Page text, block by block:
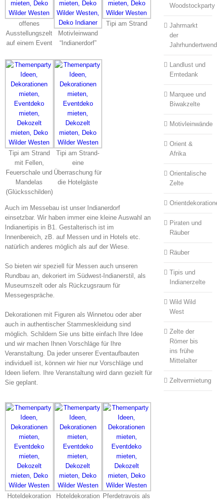
offenes
Ausstellungszelt
auf einem Event
Motivleinwand
“Indianerdorf”
Tipi am Strand
Tipi am Strand
mit Fellen,
Feuerschale und
Mandelas
(Glücksschilden)
Tipi am Strand-
eine
Überraschung für
die Hotelgäste
Auch im Messebau ist unser Indianerdorf
einsetzbar. Wir haben immer eine kleine Auswahl an
Indianertipis in B1. Gestalterisch ist im
Innenbereich, zB. auf Messen und in Hotels etc.
natürlich anderes möglich als auf der Wiese.
So bieten wir speziell für Messen auch unseren
Rundbau an, dekoriert im Südwest-Indianerstil, als
Museumszelt oder als Rückzugsraum für
Messegespräche.
Dekorationen mit Figuren als Winnetou oder aber
auch in authentischer Stammeskleidung sind
möglich. Schildern Sie uns bitte einfach Ihre Idee
und wir machen Ihnen Vorschläge für Ihre
Veranstaltung. Da jeder unserer Eventaufbauten
individuell ist, können wir hier nur Vorschläge und
Ideen liefern. Ihre Veranstaltung wird dann gezielt für
Sie geplant.
Hoteldekoration Hoteldekoration Pferdetravois als
Woodstockparty
Jahrmarkt
der
Landlust und
Erntedank
Marquee und
Biwakzelte
Motivleinwände
Orient &
Afrika
Orientalische
Zelte
Piraten und
Räuber
Räuber
Tipis und
Indianerzelte
Wild Wild
West
Zelte der
Römer bis
ins frühe
Mittelalter
Zeltvermietung